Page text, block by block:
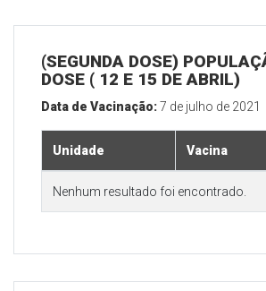
(SEGUNDA DOSE)
DOSE ( 12 E 15 DE ABRIL)
Data de Vacinação:7 de julho de 2021
Unidade Vacina
Nenhum resultado foi encontrado.